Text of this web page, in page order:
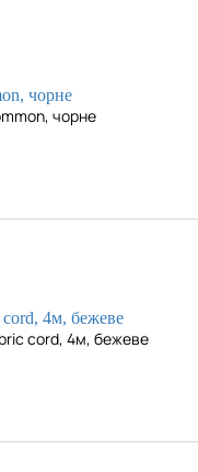
чорне
cord, 4м, бежеве